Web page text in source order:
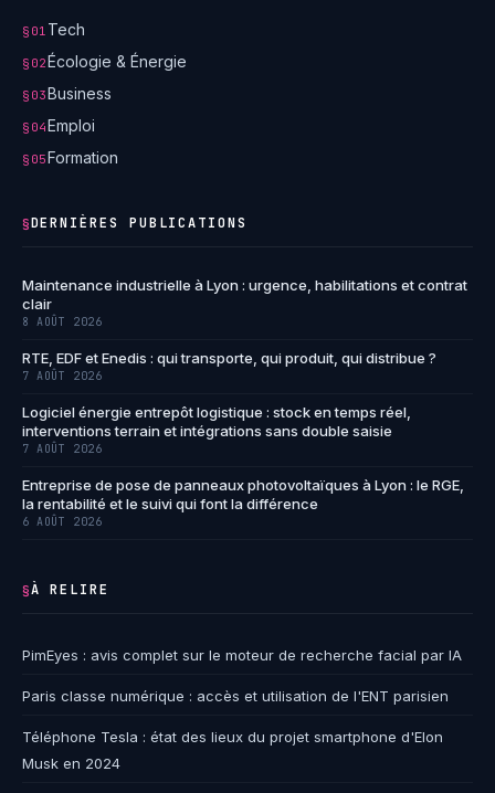
§01 Tech
§02Écologie & Énergie
§03Business
§04Emploi
§05Formation
§DERNIÈRES PUBLICATIONS
Maintenance industrielle à Lyon : urgence, habilitations et contrat
clair
8 AOÛT 2026
RTE, EDF et Enedis : qui transporte, qui produit, qui distribue ?
7 AOÛT 2026
Logiciel énergie entrepôt logistique : stock en temps réel,
interventions terrain et intégrations sans double saisie
7 AOÛT 2026
Entreprise de pose de panneaux photovoltaïques à Lyon : le RGE,
la rentabilité et le suivi qui font la différence
6 AOÛT 2026
§À RELIRE
PimEyes : avis complet sur le moteur de recherche facial par IA
Paris classe numérique : accès et utilisation de l'ENT parisien
Téléphone Tesla : état des lieux du projet smartphone d'Elon
Musk en 2024